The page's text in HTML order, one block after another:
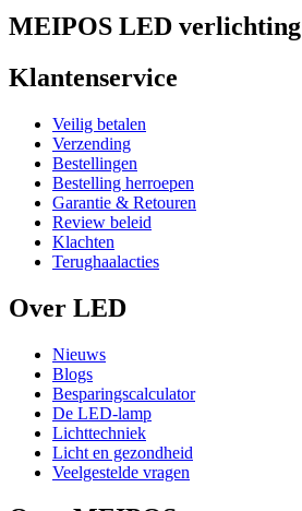
MEIPOS LED verlichting
Klantenservice
Veilig betalen
Verzending
Bestellingen
Bestelling herroepen
Garantie & Retouren
Review beleid
Klachten
Terughaalacties
Over LED
Nieuws
Blogs
Besparingscalculator
De LED-lamp
Lichttechniek
Licht en gezondheid
Veelgestelde vragen